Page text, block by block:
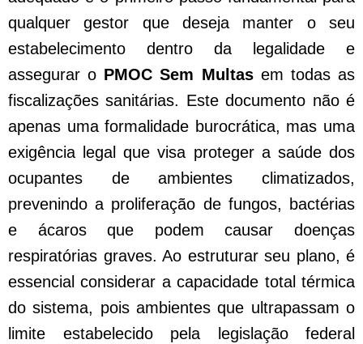
qualquer gestor que deseja manter o seu
estabelecimento dentro da legalidade e
assegurar o PMOC Sem Multasem todas as
fiscalizações sanitárias. Este documento não é
apenas uma formalidade burocrática, mas uma
exigência legal que visa proteger a saúde dos
ocupantes de ambientes climatizados,
prevenindo a proliferação de fungos, bactérias
e ácaros que podem causar doenças
respiratórias graves. Ao estruturar seu plano, é
essencial considerar a capacidade total térmica
do sistema, pois ambientes que ultrapassam o
limite estabelecido pela legislação federal